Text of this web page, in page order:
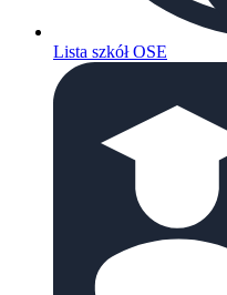
Lista szkół OSE